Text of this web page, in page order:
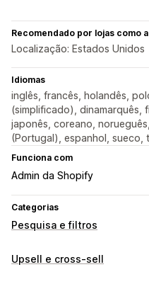
Recomendado por lojas como
Localização: Estados Unidos
Idiomas
inglês, francês, holandês,
(simplificado), dinamarquês,
japonês, coreano,
(Portugal), espanhol, sueco,
Funciona com
Admin da Shopify
Categorias
Pesquisa e filtros
Recursos de pesquisa
Upsell e cross-sell